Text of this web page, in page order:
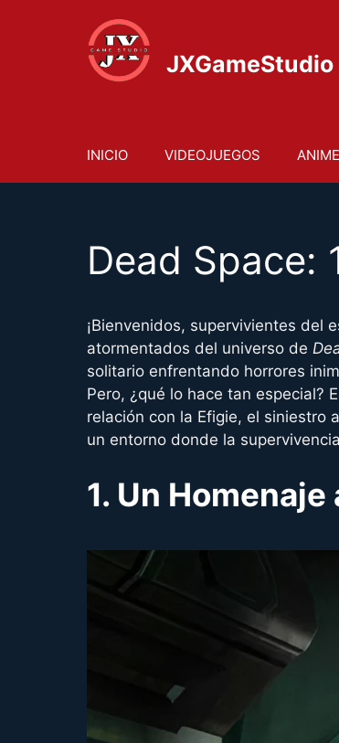
JXGameStudio
INICIO VIDEOJUEGOS ANIME
Dead Space:
¡Bienvenidos, supervivientes del
atormentados del universo de
solitario enfrentando horrores
Pero, ¿qué lo hace tan especial?
relación con la Efigie, el siniestro
un entorno donde la
1. Un